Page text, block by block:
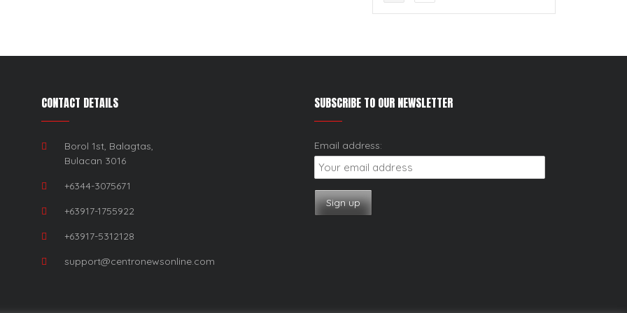
CONTACT DETAILS
Borol 1st, Balagtas,
Bulacan 3016
+6344-3075671
+63917-1755922
+63917-5312128
support@centronewsonline.com
SUBSCRIBE TO OUR NEWSLETTER
Email address: